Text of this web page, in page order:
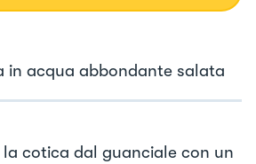
in acqua abbondante salata
la cotica dal guanciale con un